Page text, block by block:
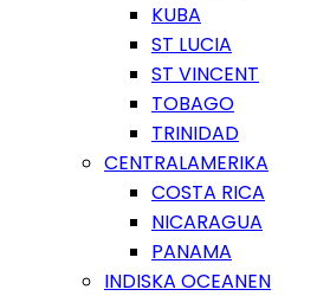
KUBA
ST LUCIA
ST VINCENT
TOBAGO
TRINIDAD
CENTRALAMERIKA
COSTA RICA
NICARAGUA
PANAMA
INDISKA OCEANEN